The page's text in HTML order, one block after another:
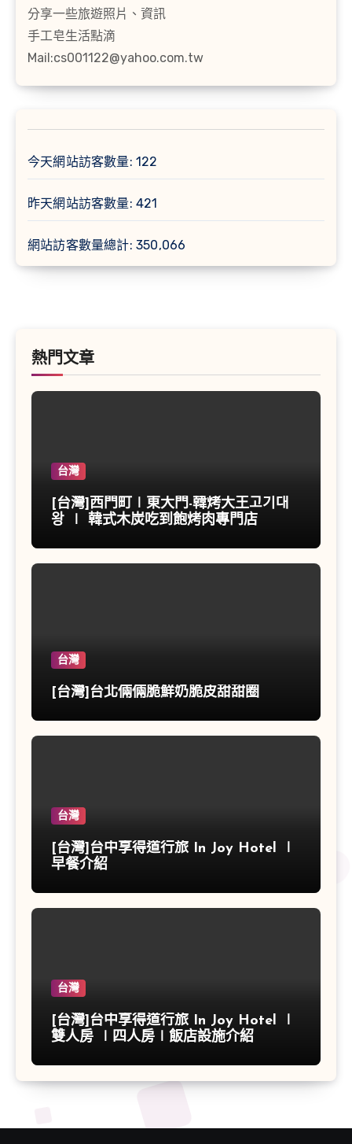
分享一些旅遊照片、資訊
手工皂生活點滴
Mail:cs001122@yahoo.com.tw
今天網站訪客數量: 122
昨天網站訪客數量: 421
網站訪客數量總計: 350,066
熱門文章
台灣
[台灣]西門町∣東大門-韓烤大王고기대
왕 ∣ 韓式木炭吃到飽烤肉專門店
台灣
[台灣]台北倆倆脆鮮奶脆皮甜甜圈
台灣
[台灣]台中享得道行旅 In Joy Hotel ∣
早餐介紹
台灣
[台灣]台中享得道行旅 In Joy Hotel ∣
雙人房 ∣四人房∣飯店設施介紹